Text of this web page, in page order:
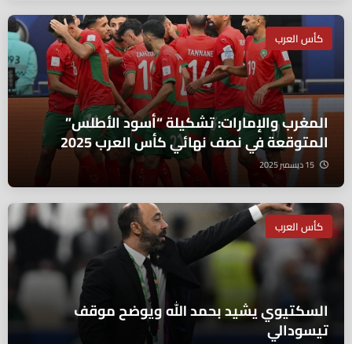
كأس العرب
المغرب والإمارات: تشكيلة “أسود الأطلس”
المتوقعة في نصف نهائي كأس العرب 2025
كأس العرب
السكتيوي يشيد بحمد الله ويوضح موقف
تيسودالي